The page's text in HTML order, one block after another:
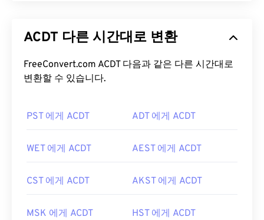
ACDT 다른 시간대로 변환
FreeConvert.com ACDT 다음과 같은 다른 시간대로
변환할 수 있습니다.
PST 에게 ACDT ADT 에게 ACDT
WET 에게 ACDT AEST 에게 ACDT
CST 에게 ACDT AKST 에게 ACDT
MSK 에게 ACDT HST 에게 ACDT